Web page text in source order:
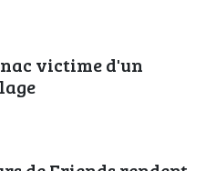
victime d'un